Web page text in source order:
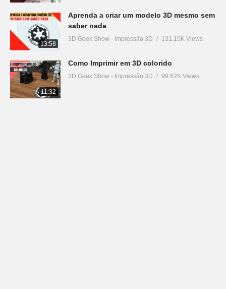
13:58
Aprenda a criar um modelo 3D mesmo sem
saber nada
3D Geek Show - Impressão 3D 131.15K Views
11:32
Como Imprimir em 3D colorido
3D Geek Show - Impressão 3D 99.62K Views